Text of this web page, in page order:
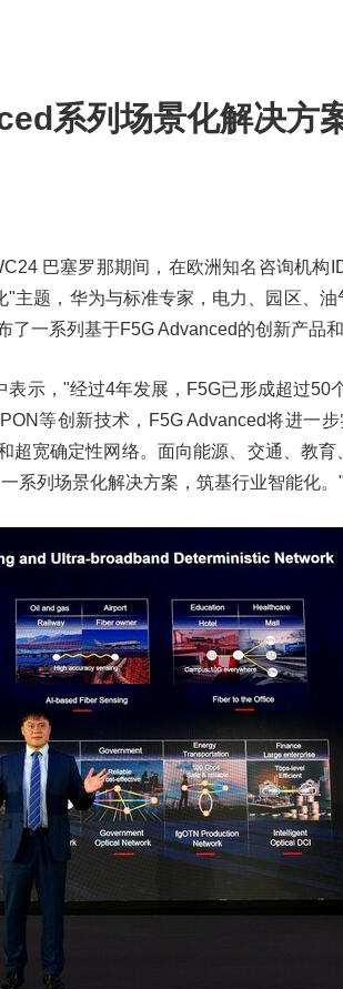
系列场景化解决方
巴塞罗那期间，在欧洲知名咨询机构
主题，华为与标准专家，电力、园区、
一系列基于F5G Advanced的创新产品和
示，"经过4年发展，F5G已形成超过50
等创新技术，F5G Advanced将进一步
超宽确定性网络。面向能源、交通、教
系列场景化解决方案，筑基行业智能化。"